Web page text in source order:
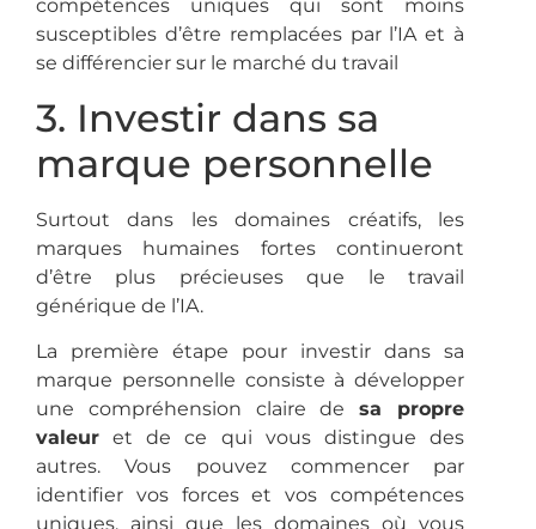
compétences uniques qui sont moins
susceptibles d’être remplacées par l’IA et à
se différencier sur le marché du travail
3. Investir dans sa
marque personnelle
Surtout dans les domaines créatifs, les
marques humaines fortes continueront
d’être plus précieuses que le travail
générique de l’IA.
La première étape pour investir dans sa
marque personnelle consiste à développer
une compréhension claire desa propre
valeur et de ce qui vous distingue des
autres. Vous pouvez commencer par
identifier vos forces et vos compétences
uniques, ainsi que les domaines où vous